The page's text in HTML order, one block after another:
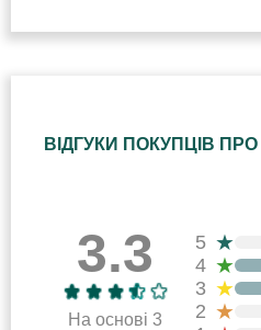
ВІДГУКИ ПОКУПЦІВ
3.3
На основі 3
5 ★
4 ★
3 ★
2 ★